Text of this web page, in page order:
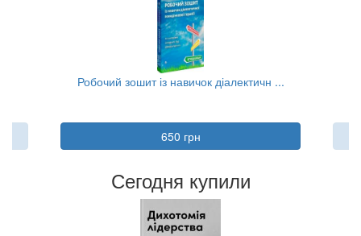
Робочий зошит із навичок діалектичн ...
650 грн
Сегодня купили